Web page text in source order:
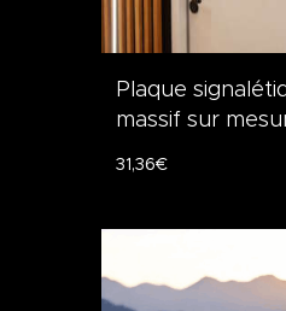
Plaque
massif sur
31,36€